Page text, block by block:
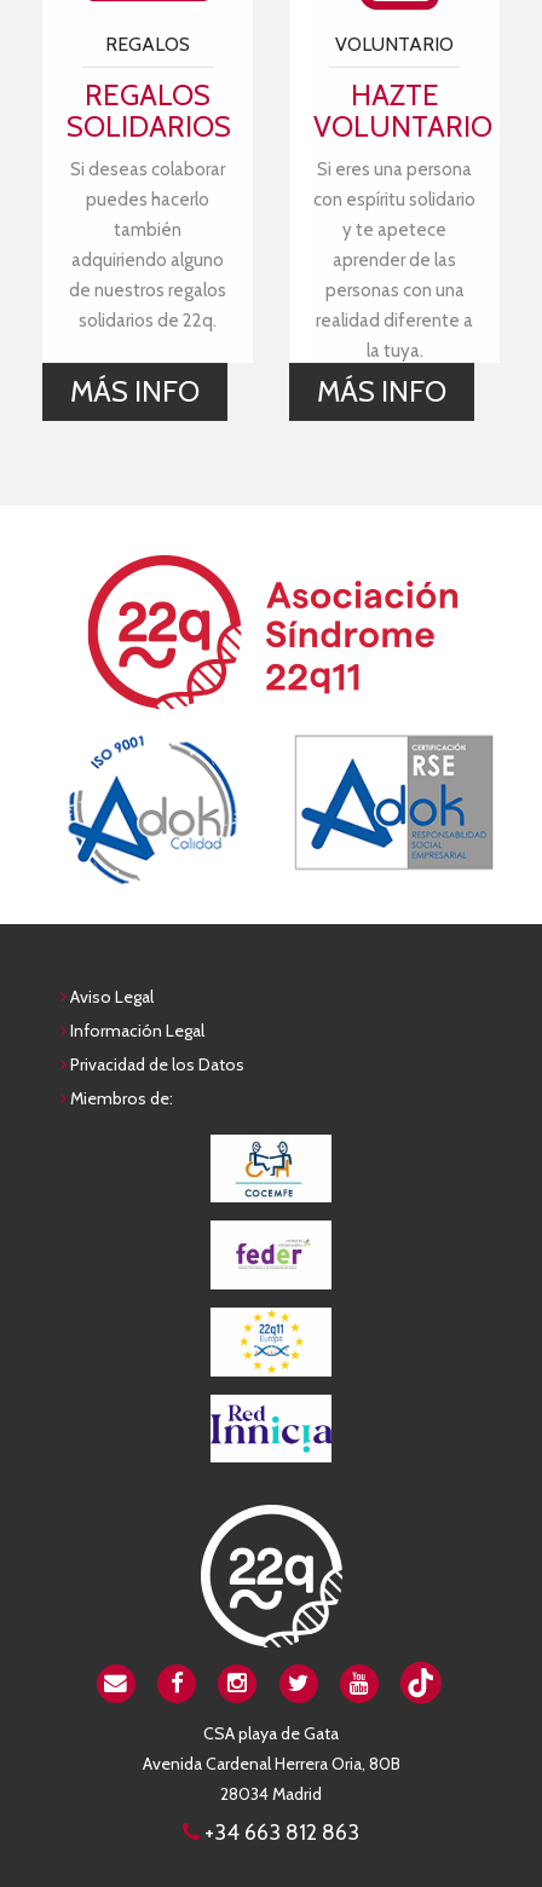
REGALOS
REGALOS
SOLIDARIOS
Si deseas colaborar
puedes hacerlo
también
adquiriendo alguno
de nuestros regalos
solidarios de 22q.
MÁS INFO
VOLUNTARIO
HAZTE
VOLUNTARIO
Si eres una persona
con espíritu solidario
y te apetece
aprender de las
personas con una
realidad diferente a
la tuya.
MÁS INFO
Aviso Legal
Información Legal
Privacidad de los Datos
Miembros de:
CSA playa de Gata
Avenida Cardenal Herrera Oria, 80B
28034 Madrid
+34 663 812 863